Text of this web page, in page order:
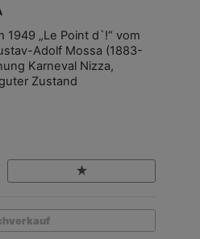
1949 „Le Point d`!“ vom
Adolf Mossa (1883-
Karneval Nizza,
Zustand